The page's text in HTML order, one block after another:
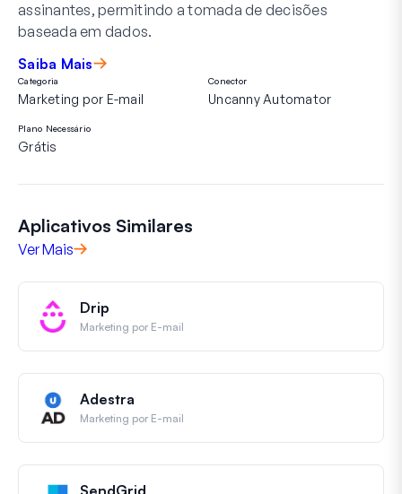
assinantes, permitindo a tomada de decisões
baseada em dados.
Saiba Mais
Categoria
Marketing por E-mail
Conector
Uncanny Automator
Plano Necessário
Grátis
Aplicativos Similares
Ver Mais
Drip
Marketing por E-mail
Adestra
Marketing por E-mail
SendGrid